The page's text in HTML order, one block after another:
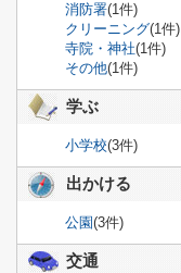
消防署(1件)
クリーニング(1件)
寺院・神社(1件)
その他(1件)
学ぶ
小学校(3件)
出かける
公園(3件)
交通